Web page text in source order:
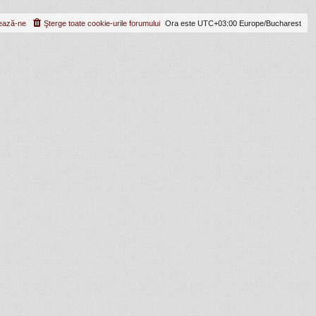
Ora este UTC+03:00 Europe/Bucharest
Şterge toate cookie-urile forumului
ne